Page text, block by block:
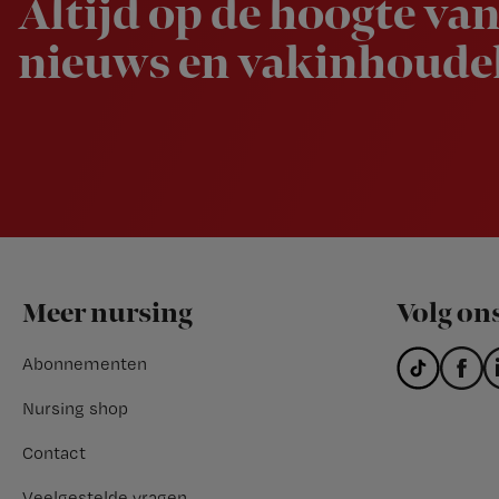
Altijd op de hoogte
nieuws en
Footer
Meer nursing
Abonnementen
Nursing shop
Contact
Volg